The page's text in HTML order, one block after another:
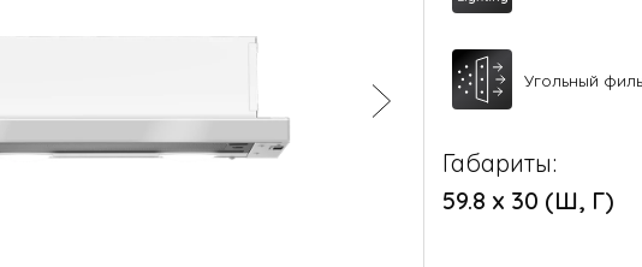
Угольный
Габариты:
59.8 х 30 (Ш, Г)